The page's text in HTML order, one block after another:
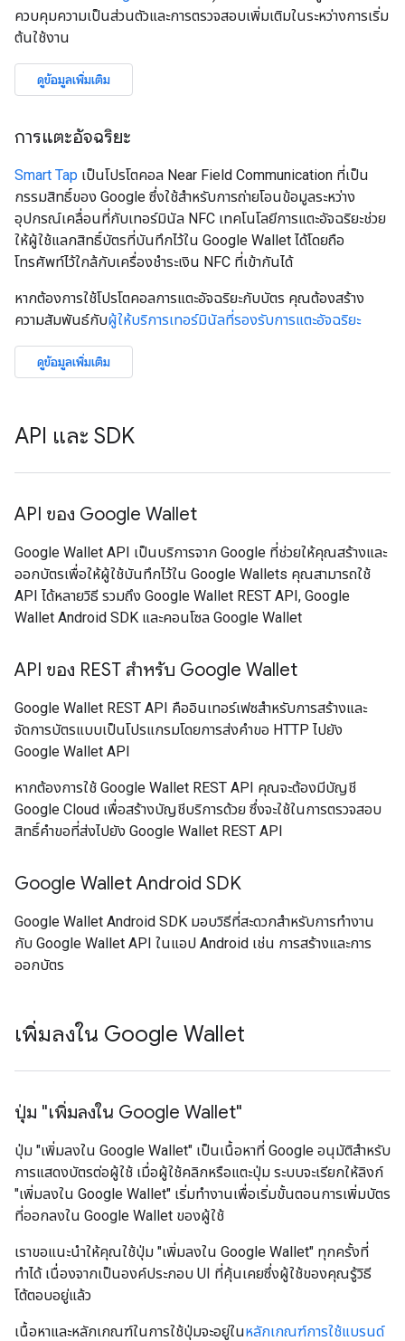
ควบคุมความเป็นส่วนตัวและการตรวจสอบเพิ่มเติมในระหว่างการเริ่ม
ต้นใช้งาน
ดูข้อมูลเพิ่มเติม
การแตะอัจฉริยะ
Smart Tap เป็นโปรโตคอล Near Field Communication ที่เป็น
กรรมสิทธิ์ของ Google ซึ่งใช้สำหรับการถ่ายโอนข้อมูลระหว่าง
อุปกรณ์เคลื่อนที่กับเทอร์มินัล NFC เทคโนโลยีการแตะอัจฉริยะช่วย
ให้ผู้ใช้แลกสิทธิ์บัตรที่บันทึกไว้ใน Google Wallet ได้โดยถือ
โทรศัพท์ไว้ใกล้กับเครื่องชำระเงิน NFC ที่เข้ากันได้
หากต้องการใช้โปรโตคอลการแตะอัจฉริยะกับบัตร คุณต้องสร้าง
ความสัมพันธ์กับผู้ให้บริการเทอร์มินัลที่รองรับการแตะอัจฉริยะ
ดูข้อมูลเพิ่มเติม
API และ SDK
API ของ Google Wallet
Google Wallet API เป็นบริการจาก Google ที่ช่วยให้คุณสร้างและ
ออกบัตรเพื่อให้ผู้ใช้บันทึกไว้ใน Google Wallets คุณสามารถใช้
API ได้หลายวิธี รวมถึง Google Wallet REST API, Google
Wallet Android SDK และคอนโซล Google Wallet
API ของ REST สำหรับ Google Wallet
Google Wallet REST API คืออินเทอร์เฟซสำหรับการสร้างและ
จัดการบัตรแบบเป็นโปรแกรมโดยการส่งคำขอ HTTP ไปยัง
Google Wallet API
หากต้องการใช้ Google Wallet REST API คุณจะต้องมีบัญชี
Google Cloud เพื่อสร้างบัญชีบริการด้วย ซึ่งจะใช้ในการตรวจสอบ
สิทธิ์คำขอที่ส่งไปยัง Google Wallet REST API
Google Wallet Android SDK
Google Wallet Android SDK มอบวิธีที่สะดวกสำหรับการทำงาน
กับ Google Wallet API ในแอป Android เช่น การสร้างและการ
ออกบัตร
เพิ่มลงใน Google Wallet
ปุ่ม "เพิ่มลงใน Google Wallet"
ปุ่ม "เพิ่มลงใน Google Wallet" เป็นเนื้อหาที่ Google อนุมัติสำหรับ
การแสดงบัตรต่อผู้ใช้ เมื่อผู้ใช้คลิกหรือแตะปุ่ม ระบบจะเรียกให้ลิงก์
"เพิ่มลงใน Google Wallet" เริ่มทำงานเพื่อเริ่มขั้นตอนการเพิ่มบัตร
ที่ออกลงใน Google Wallet ของผู้ใช้
เราขอแนะนำให้คุณใช้ปุ่ม "เพิ่มลงใน Google Wallet" ทุกครั้งที่
ทำได้ เนื่องจากเป็นองค์ประกอบ UI ที่คุ้นเคยซึ่งผู้ใช้ของคุณรู้วิธี
โต้ตอบอยู่แล้ว
เนื้อหาและหลักเกณฑ์ในการใช้ปุ่มจะอยู่ในหลักเกณฑ์การใช้แบรนด์